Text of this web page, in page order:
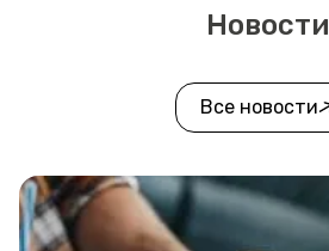
Новости
Все новости